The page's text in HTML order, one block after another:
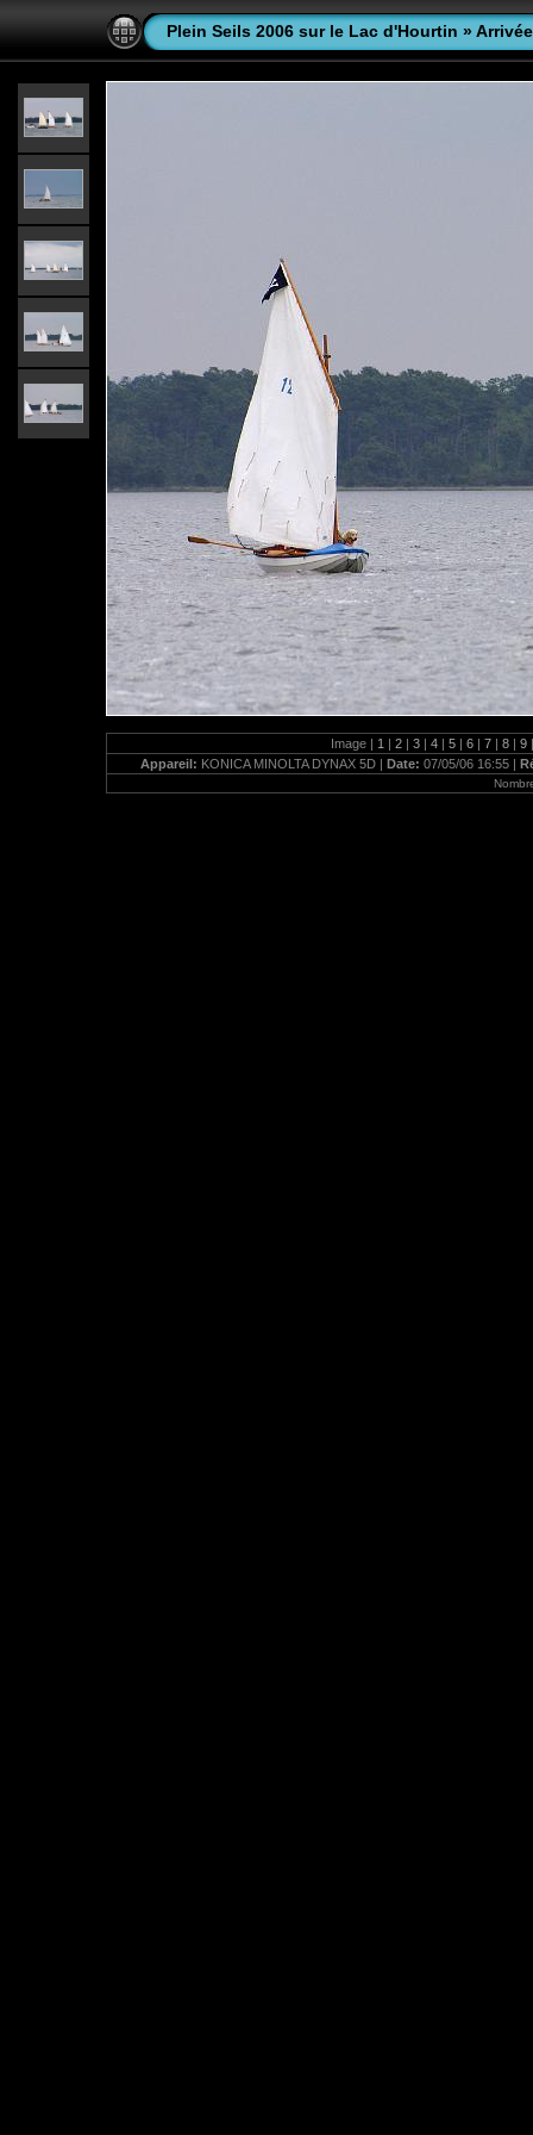
Plein Seils 2006 sur le Lac d'Hourtin »Arrivée
Image | 1 | 2 | 3 | 4 | 5 | 6 | 7 | 8 | 9 |
Appareil: KONICA MINOLTA DYNAX 5D | Date: 07/05/06 16:55 |